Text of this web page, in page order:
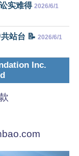
实难得 2026/6/1
站台 📝 2026/6/1
Inc.